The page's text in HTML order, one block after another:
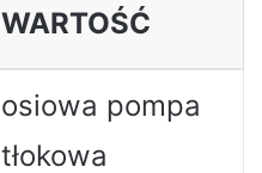
WARTOŚĆ
osiowa pompa
tłokowa